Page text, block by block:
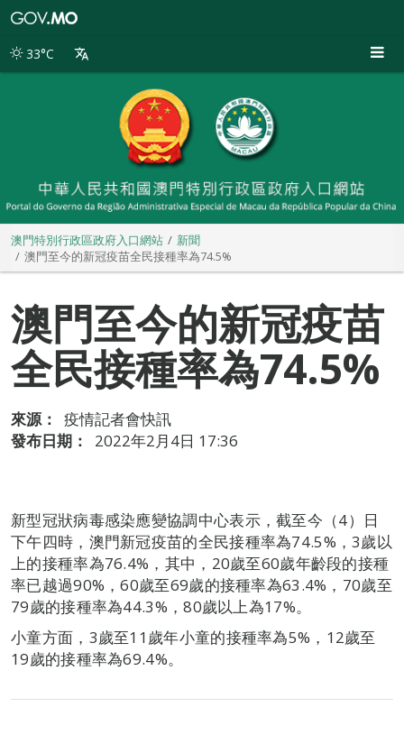
別
33°C
澳門特別行政區政府入口網站
新聞
澳門至今的新冠疫苗全民接種率為74.5%
澳門至今的新冠疫苗
全民接種率為74.5%
來源：
疫情記者會快訊
發布日期：
2022年2月4日 17:36
新型冠狀病毒感染應變協調中心表示，截至今（4）日
下午四時，澳門新冠疫苗的全民接種率為74.5%，3歲以
上的接種率為76.4%，其中，20歲至60歲年齡段的接種
率已越過90%，60歲至69歲的接種率為63.4%，70歲至
79歲的接種率為44.3%，80歲以上為17%。
小童方面，3歲至11歲年小童的接種率為5%，12歲至
19歲的接種率為69.4%。